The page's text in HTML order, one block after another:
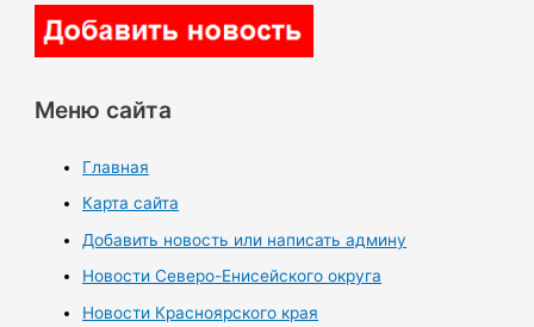
Меню сайта
Главная
Карта сайта
Добавить новость или написать админу
Новости Северо-Енисейского округа
Новости Красноярского края